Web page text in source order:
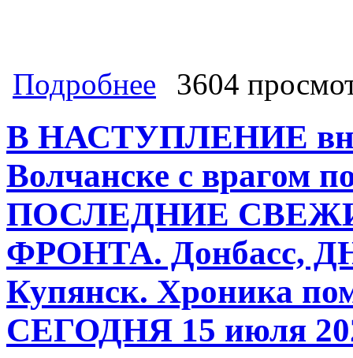
Подробнее о СВО на Украине, Хроника
Харьковский фронт: «Ахмат»
НОВОСТИ С ФРОНТА. Донбасс,
3604
В НАСТУПЛЕНИЕ
Волчанске с врагом
ПОСЛЕДНИЕ
ФРОНТА. Донбасс,
Купянск. Хроника
СЕГОДНЯ 15 июля